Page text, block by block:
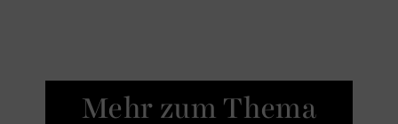
Mehr zum Thema